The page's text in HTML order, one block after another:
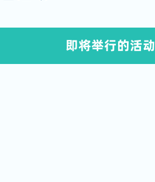
即将举行的活动